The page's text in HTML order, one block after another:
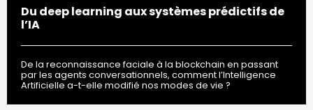
Du deep learning aux systèmes prédictifs de
l’IA
De la reconnaissance faciale à la blockchain en passant
par les agents conversationnels, comment l’Intelligence
Artificielle a-t-elle modifié nos modes de vie ?